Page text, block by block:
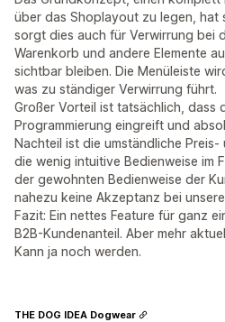
über das Shoplayout zu legen, hat
sorgt dies auch für Verwirrung bei
Warenkorb und andere Elemente
sichtbar bleiben. Die Menüleiste
was zu ständiger Verwirrung führt.
Großer Vorteil ist tatsächlich, dass
Programmierung eingreift und
Nachteil ist die umständliche
die wenig intuitive Bedienweise im
der gewohnten Bedienweise der
nahezu keine Akzeptanz bei
Fazit: Ein nettes Feature für ganz
B2B-Kundenanteil. Aber mehr
Kann ja noch werden.
THE DOG IDEA Dogwear